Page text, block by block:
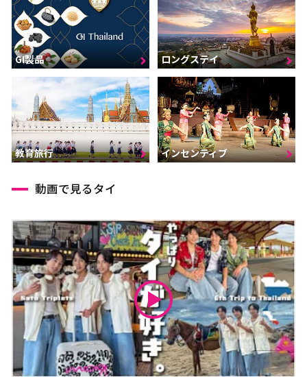
GI製品 ロングステイ
教育旅行 インセンティブ
動画で見るタイ